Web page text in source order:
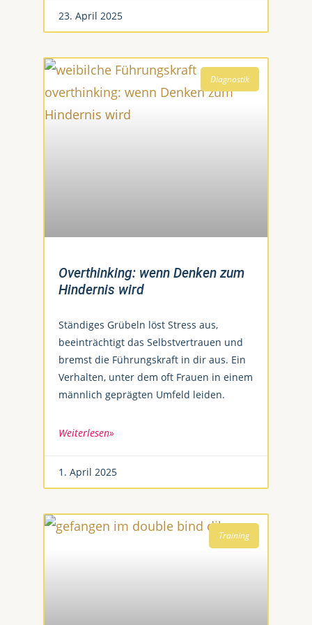
23. April 2025
Diagnostik
Overthinking: wenn Denken zum
Hindernis wird
Ständiges Grübeln löst Stress aus,
beeinträchtigt das Selbstvertrauen und
bremst die Führungskraft in dir aus. Ein
Verhalten, unter dem oft Frauen in einem
männlich geprägten Umfeld leiden.
Weiterlesen»
1. April 2025
Training